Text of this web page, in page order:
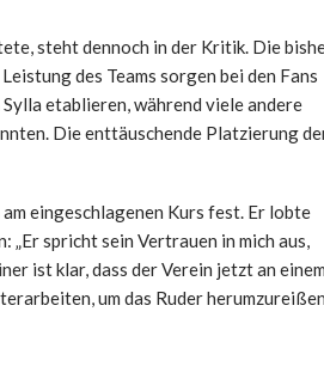
steht dennoch in der Kritik. Die
des Teams sorgen bei den Fans
etablieren, während viele andere
Die enttäuschende Platzierung
eingeschlagenen Kurs fest. Er lobte
spricht sein Vertrauen in mich aus,
ist klar, dass der Verein jetzt an einem
um das Ruder herumzureißen